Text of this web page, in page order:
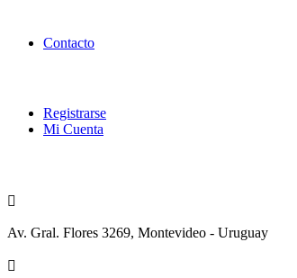
Contacto
Registrarse
Mi Cuenta
Av. Gral. Flores 3269, Montevideo - Uruguay